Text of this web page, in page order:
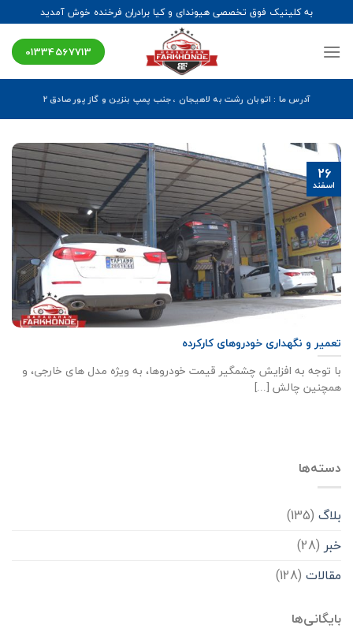
to
content
به کلینیک فوق تخصصی هیوندای و کیا برادران فرخنده خوش آمدید
01334567713
آدرس ما : اتوبان رشت به لاهیجان ، جنب پمپ بنزین و گاز پور صادق ۲
تعمیر و نگهداری خودروهای کارکرده
با توجه به افزایش چشمگیر قیمت خودروها، به ویژه مدل های خارجی، و
همچنین چالش [...]
26
اسفند
دسته‌ها
بلاگ (135)
خبر (28)
مقالات (128)
بایگانی‌ها